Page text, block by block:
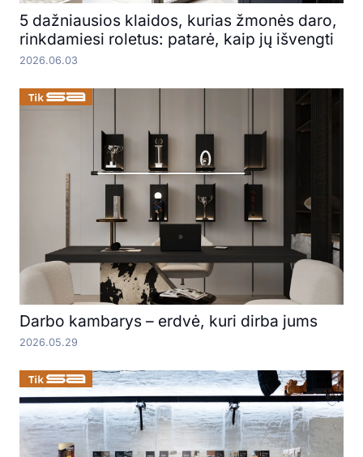
5 dažniausios klaidos, kurias žmonės daro,
rinkdamiesi roletus: patarė, kaip jų išvengti
2026.06.03
Darbo kambarys – erdvė, kuri dirba jums
2026.05.29